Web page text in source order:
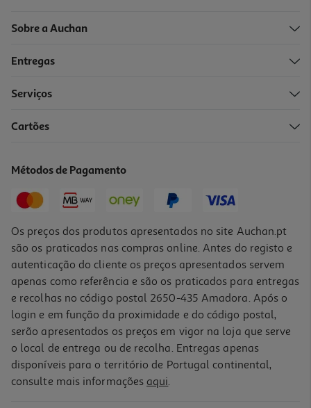
Polvo Congelado (4 A 5 Kg)
Sobre a Auchan
Entregas
Serviços
Cartões
Métodos de Pagamento
Os preços dos produtos apresentados no site Auchan.pt
são os praticados nas compras online. Antes do registo e
autenticação do cliente os preços apresentados servem
apenas como referência e são os praticados para entregas
e recolhas no código postal 2650-435 Amadora. Após o
login e em função da proximidade e do código postal,
serão apresentados os preços em vigor na loja que serve
o local de entrega ou de recolha. Entregas apenas
disponíveis para o território de Portugal continental,
consulte mais informações aqui.